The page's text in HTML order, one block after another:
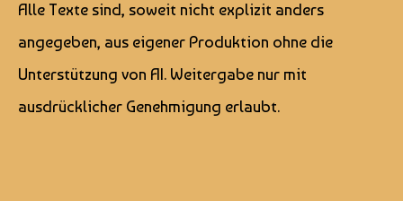
Alle Texte sind, soweit nicht explizit anders
angegeben, aus eigener Produktion ohne die
Unterstützung von AI. Weitergabe nur mit
ausdrücklicher Genehmigung erlaubt.